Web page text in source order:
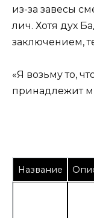
из-за завесы
лич. Хотя дух
заключением,
«Я возьму то,
принадлежит
Название